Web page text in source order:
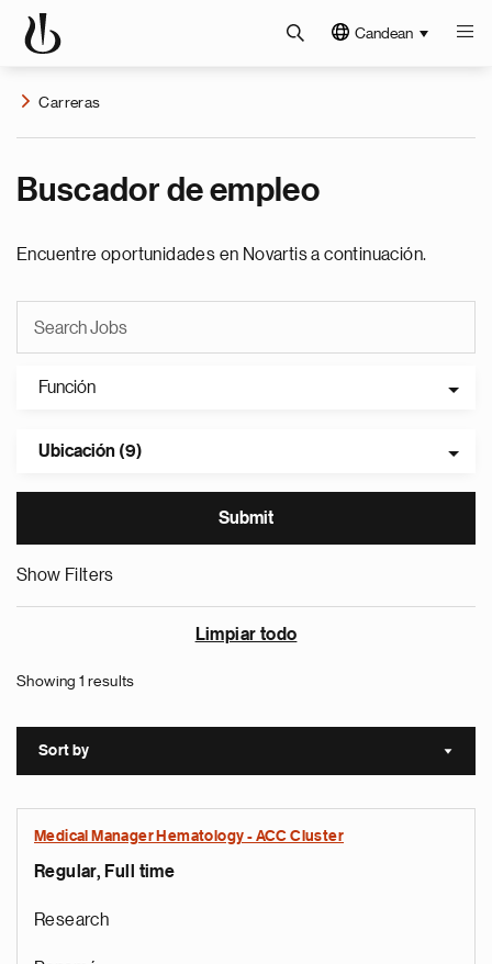
Candean
Carreras
Buscador de empleo
Encuentre oportunidades en Novartis a continuación.
Función
Ubicación (9)
Show Filters
Limpiar todo
Showing 1 results
Sort by Sort
Medical Manager Hematology - ACC Cluster
Regular, Full time
Research